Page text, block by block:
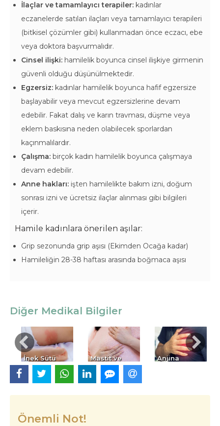
İlaçlar ve tamamlayıcı terapiler: kadınlar
eczanelerde satılan ilaçları veya tamamlayıcı terapileri
(bitkisel çözümler gibi) kullanmadan önce eczacı, ebe
veya doktora başvurmalıdır.
Cinsel ilişki: hamilelik boyunca cinsel ilişkiye girmenin
güvenli olduğu düşünülmektedir.
Egzersiz: kadınlar hamilelik boyunca hafif egzersize
başlayabilir veya mevcut egzersizlerine devam
edebilir. Fakat dalış ve karın travması, düşme veya
eklem baskısına neden olabilecek sporlardan
kaçınmalılardır.
Çalışma: birçok kadın hamilelik boyunca çalışmaya
devam edebilir.
Anne hakları: işten hamilelikte bakım izni, doğum
sonrası izni ve ücretsiz ilaçlar alınması gibi bilgileri
içerir.
Hamile kadınlara önerilen aşılar:
Grip sezonunda grip aşısı (Ekimden Ocağa kadar)
Hamileliğin 28-38 haftası arasında boğmaca aşısı
Diğer Medikal Bilgiler
İnek Sütü
Alerjisi
Mastit ve
Göğüs Apsesi
Anjina
Önemli Not!